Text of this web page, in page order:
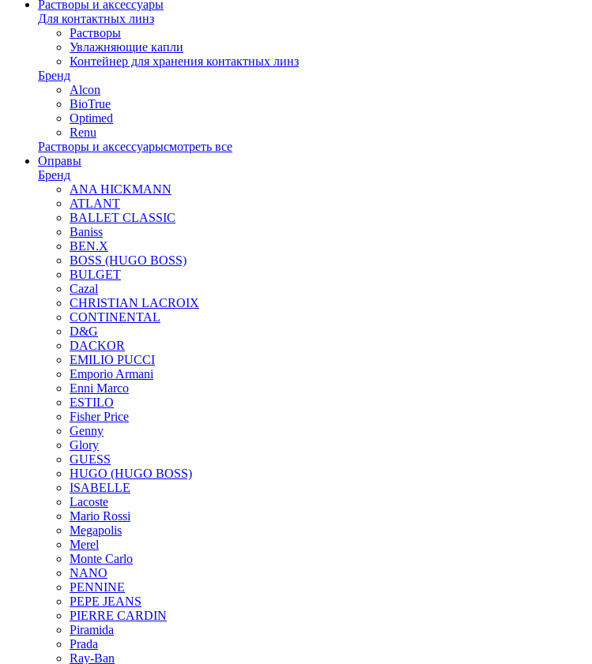
Растворы и аксессуары
Для контактных линз
Растворы
Увлажняющие капли
Контейнер для хранения контактных линз
Бренд
Alcon
BioTrue
Optimed
Renu
Растворы и аксессуарысмотреть все
Оправы
Бренд
ANA HICKMANN
ATLANT
BALLET CLASSIC
Baniss
BEN.X
BOSS (HUGO BOSS)
BULGET
Cazal
CHRISTIAN LACROIX
CONTINENTAL
D&G
DACKOR
EMILIO PUCCI
Emporio Armani
Enni Marco
ESTILO
Fisher Price
Genny
Glory
GUESS
HUGO (HUGO BOSS)
ISABELLE
Lacoste
Mario Rossi
Megapolis
Merel
Monte Carlo
NANO
PENNINE
PEPE JEANS
PIERRE CARDIN
Piramida
Prada
Ray-Ban